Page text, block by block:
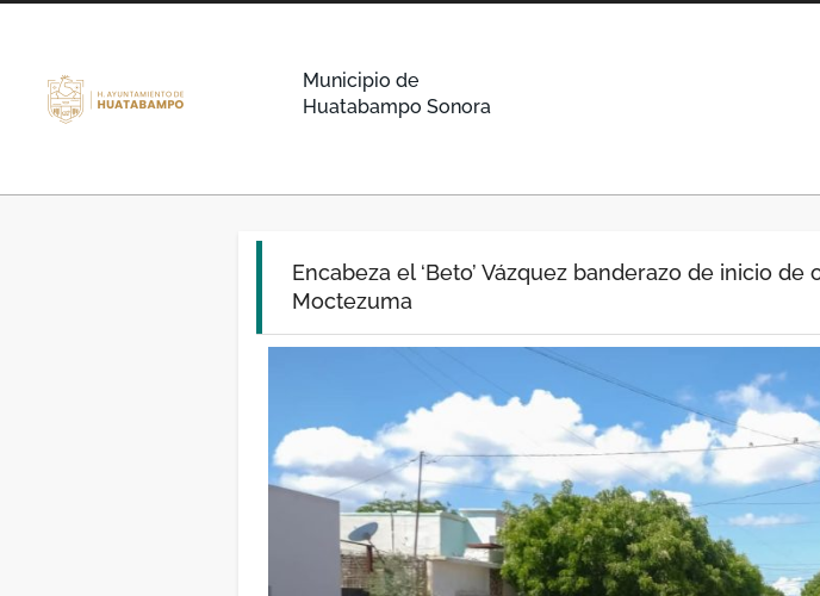
Municipio de
Huatabampo Sonora
Encabeza el ‘Beto’ Vázquez banderazo de inicio
Moctezuma